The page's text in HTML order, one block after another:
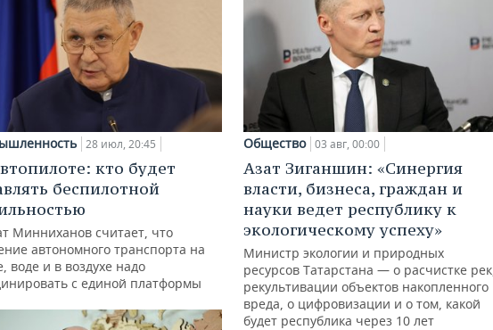
28 июл, 20:45
кто будет
беспилотной
Минниханов считает, что
автономного транспорта на
воде и в воздухе надо
с единой платформы
Общество 03 авг, 00:00
Азат Зиганшин: «Синергия
власти, бизнеса, граждан и
науки ведет республику к
экологическому успеху»
Министр экологии и природных
ресурсов Татарстана — о расчистке рек,
рекультивации объектов накопленного
вреда, о цифровизации и о том, какой
будет республика через 10 лет